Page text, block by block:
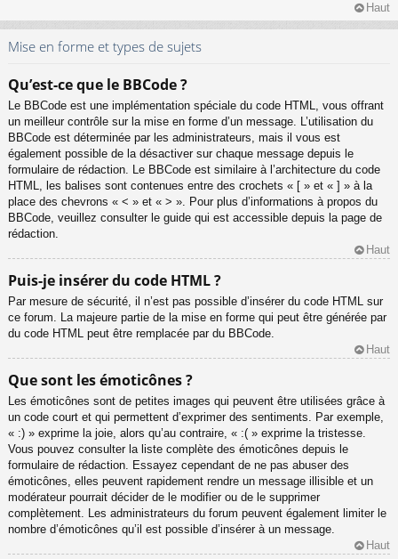
Haut
Mise en forme et types de sujets
Qu’est-ce que le BBCode ?
Le BBCode est une implémentation spéciale du code HTML, vous offrant
un meilleur contrôle sur la mise en forme d’un message. L’utilisation du
BBCode est déterminée par les administrateurs, mais il vous est
également possible de la désactiver sur chaque message depuis le
formulaire de rédaction. Le BBCode est similaire à l’architecture du code
HTML, les balises sont contenues entre des crochets « [ » et « ] » à la
place des chevrons « < » et « > ». Pour plus d’informations à propos du
BBCode, veuillez consulter le guide qui est accessible depuis la page de
rédaction.
Haut
Puis-je insérer du code HTML ?
Par mesure de sécurité, il n’est pas possible d’insérer du code HTML sur
ce forum. La majeure partie de la mise en forme qui peut être générée par
du code HTML peut être remplacée par du BBCode.
Haut
Que sont les émoticônes ?
Les émoticônes sont de petites images qui peuvent être utilisées grâce à
un code court et qui permettent d’exprimer des sentiments. Par exemple,
« :) » exprime la joie, alors qu’au contraire, « :( » exprime la tristesse.
Vous pouvez consulter la liste complète des émoticônes depuis le
formulaire de rédaction. Essayez cependant de ne pas abuser des
émoticônes, elles peuvent rapidement rendre un message illisible et un
modérateur pourrait décider de le modifier ou de le supprimer
complètement. Les administrateurs du forum peuvent également limiter le
nombre d’émoticônes qu’il est possible d’insérer à un message.
Haut